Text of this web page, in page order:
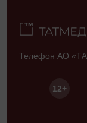
Телефон АО
12+